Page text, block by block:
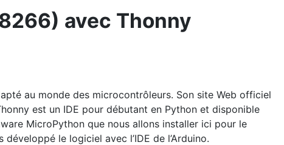
avec Thonny
au monde des microcontrôleurs. Son site Web officiel
est un IDE pour débutant en Python et disponible
MicroPython que nous allons installer ici pour le
le logiciel avec l’IDE de l’Arduino.